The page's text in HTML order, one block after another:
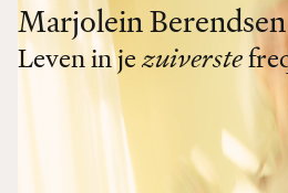
Marjolein Berendsen
Leven in jezuiverste